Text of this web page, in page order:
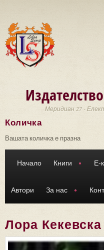
Меридиан 27 -
Количка
Вашата количка е празна
Начало Книги Е-
Автори За нас
Лора Кекевска